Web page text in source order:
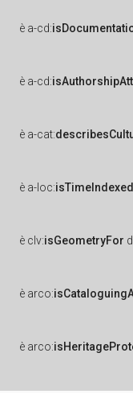
è a-cd:
è a-cd:
è a-cat:
è a-loc:
è clv:isGeometryFor
è arco:
è arco: